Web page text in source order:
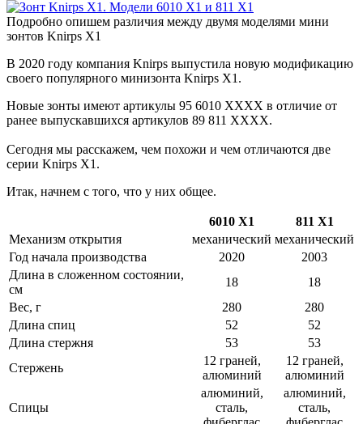
Подробно опишем различия между двумя моделями мини
зонтов Knirps X1
В 2020 году компания Knirps выпустила новую модификацию
своего популярного минизонта Knirps X1.
Новые зонты имеют артикулы 95 6010 XXXX в отличие от
ранее выпускавшихся артикулов 89 811 XXXX.
Сегодня мы расскажем, чем похожи и чем отличаются две
серии Knirps X1.
Итак, начнем с того, что у них общее.
6010 X1
811 X1
Механизм открытия
механический механический
Год начала производства
2020
2003
Длина в сложенном состоянии,
см
18
18
Вес, г
280
280
Длина спиц
52
52
Длина стержня
53
53
Стержень
12 граней,
алюминий
12 граней,
алюминий
Спицы
алюминий,
сталь,
алюминий,
сталь,